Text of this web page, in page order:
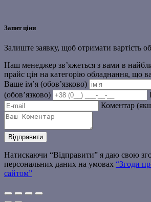
Запит ціни
Залиште заявку, щоб отримати вартість
Наш менеджер зв’яжеться з вами в
прайс цін на категорію обладнання, що
Ваше ім’я (обов’язково)
(обов’язково)
Коментар
Натискаючи “Відправити” я даю свою
персональних даних на умовах “Згоди
сайтом”